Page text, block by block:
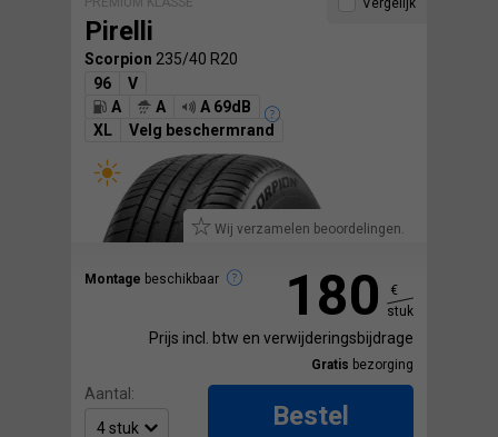
Pirelli
Scorpion 235/40 R20
96
V
A
A
A 69dB
XL
Velg beschermrand
Wij verzamelen beoordelingen.
Montage beschikbaar
Vergelijk
180
€
stuk
Prijs incl. btw en verwijderingsbijdrage
Gratis bezorging
Aantal:
Bestel